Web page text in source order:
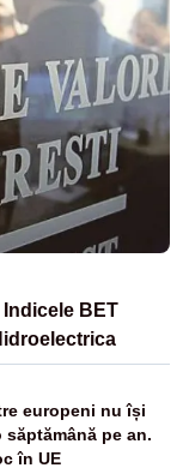
BET
europeni nu își
pe an.
în UE